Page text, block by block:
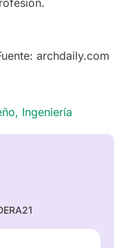
archdaily.com
, Ingeniería